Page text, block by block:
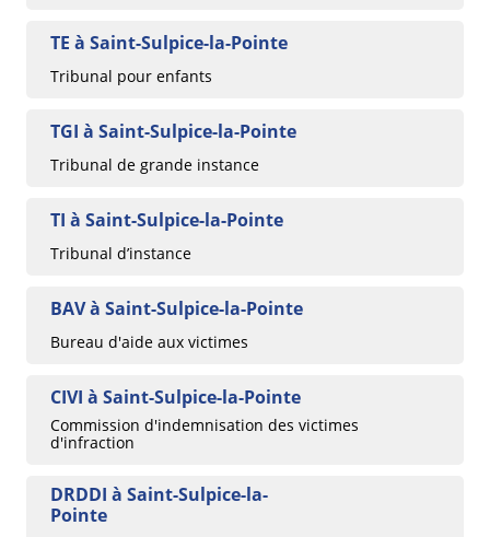
TE à Saint-Sulpice-la-Pointe
Tribunal pour enfants
TGI à Saint-Sulpice-la-Pointe
Tribunal de grande instance
TI à Saint-Sulpice-la-Pointe
Tribunal d’instance
BAV à Saint-Sulpice-la-Pointe
Bureau d'aide aux victimes
CIVI à Saint-Sulpice-la-Pointe
Commission d'indemnisation des victimes
d'infraction
DRDDI à Saint-Sulpice-la-
Pointe